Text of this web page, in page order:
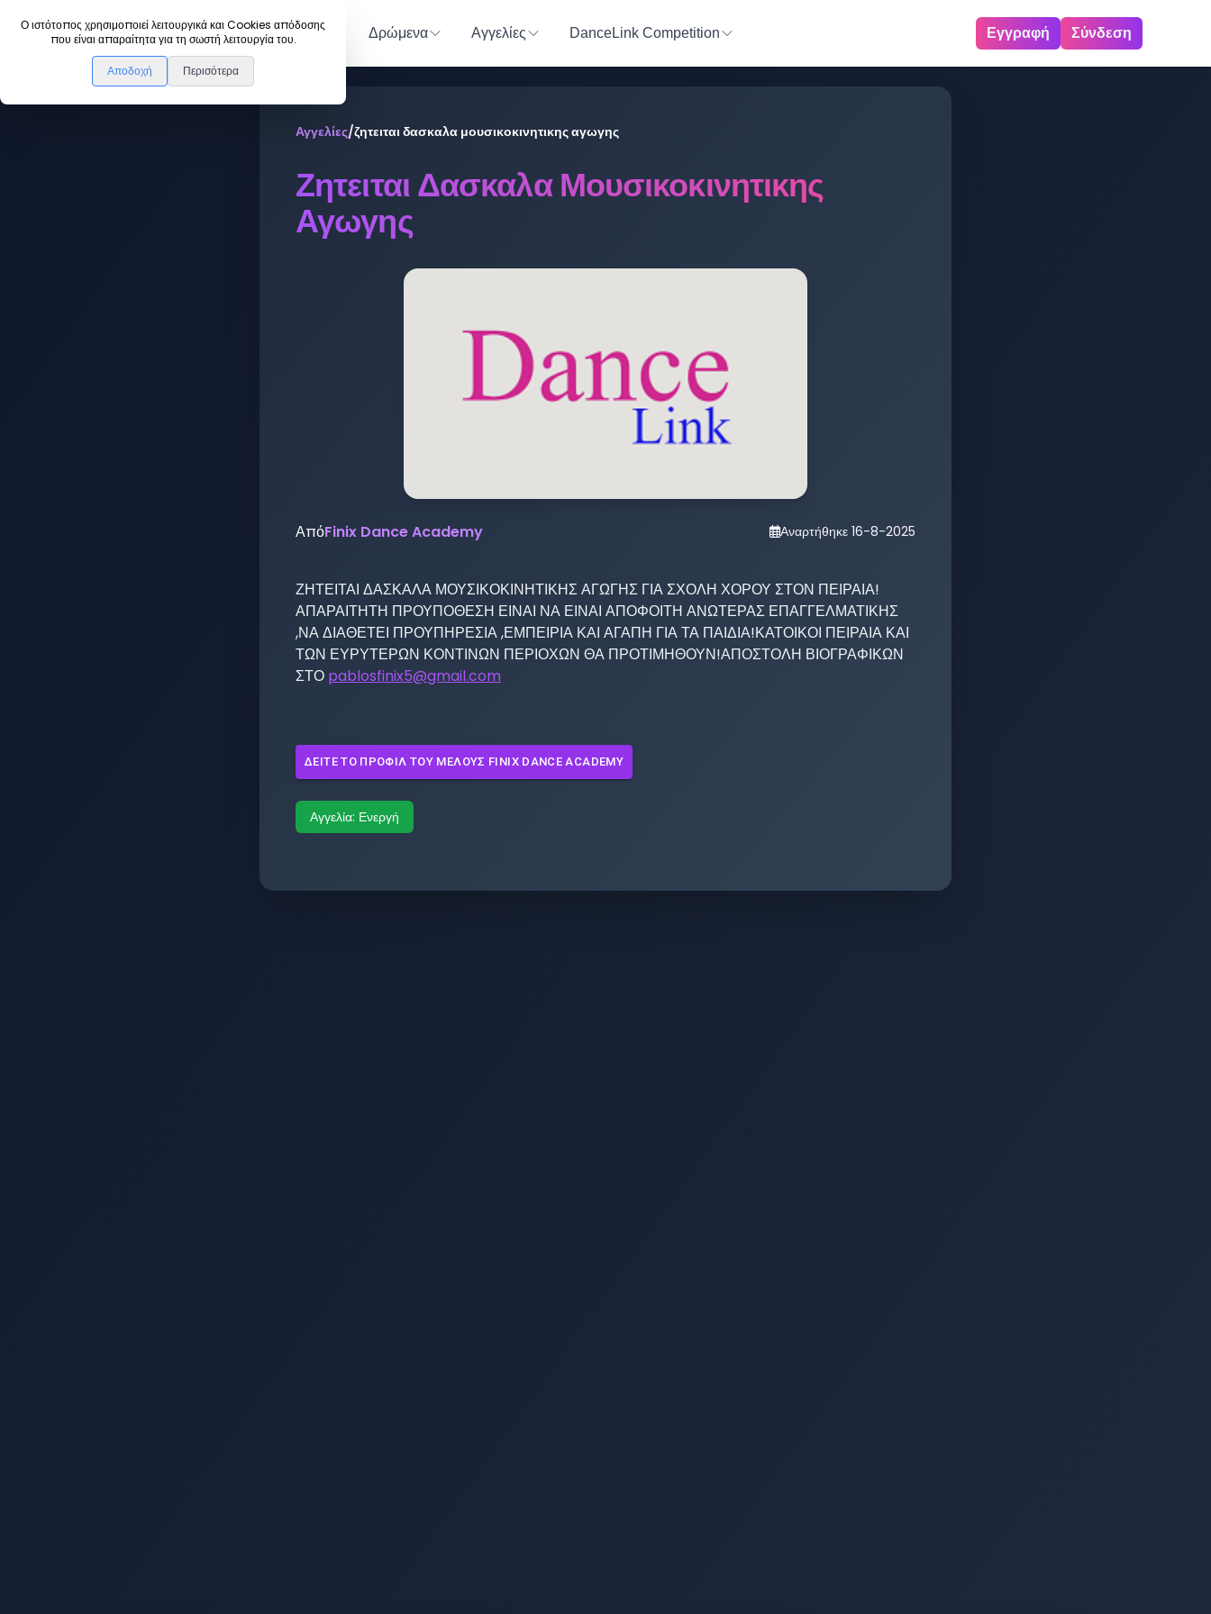
Ο ιστότοπος χρησιμοποιεί λειτουργικά και Cookies απόδοσης
που είναι απαραίτητα για τη σωστή λειτουργία του.
Αποδοχή Περισότερα
DanceLink Μέλη Δρώμενα Αγγελίες DanceLink Competition Εγγραφή Σύνδεση
Αγγελίες/ζητειται δασκαλα μουσικοκινητικης αγωγης
Ζητειται Δασκαλα Μουσικοκινητικης
Αγωγης
ΑπόFinix Dance Academy Αναρτήθηκε 16-8-2025
ΖΗΤΕΙΤΑΙ ΔΑΣΚΑΛΑ ΜΟΥΣΙΚΟΚΙΝΗΤΙΚΗΣ ΑΓΩΓΗΣ ΓΙΑ ΣΧΟΛΗ ΧΟΡΟΥ ΣΤΟΝ ΠΕΙΡΑΙΑ!
ΑΠΑΡΑΙΤΗΤΗ ΠΡΟΥΠΟΘΕΣΗ ΕΙΝΑΙ ΝΑ ΕΙΝΑΙ ΑΠΟΦΟΙΤΗ ΑΝΩΤΕΡΑΣ ΕΠΑΓΓΕΛΜΑΤΙΚΗΣ
,ΝΑ ΔΙΑΘΕΤΕΙ ΠΡΟΥΠΗΡΕΣΙΑ ,ΕΜΠΕΙΡΙΑ ΚΑΙ ΑΓΑΠΗ ΓΙΑ ΤΑ ΠΑΙΔΙΑ!ΚΑΤΟΙΚΟΙ ΠΕΙΡΑΙΑ ΚΑΙ
ΤΩΝ ΕΥΡΥΤΕΡΩΝ ΚΟΝΤΙΝΩΝ ΠΕΡΙΟΧΩΝ ΘΑ ΠΡΟΤΙΜΗΘΟΥΝ!ΑΠΟΣΤΟΛΗ ΒΙΟΓΡΑΦΙΚΩΝ
ΣΤΟ pablosfinix5@gmail.com
ΔΕΊΤΕ ΤΟ ΠΡΟΦΊΛ ΤΟΥ ΜΈΛΟΥΣ FINIX DANCE ACADEMY
Αγγελία: Ενεργή